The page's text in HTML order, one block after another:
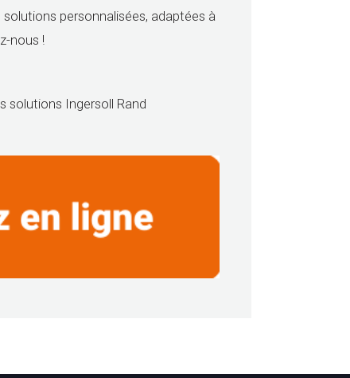
personnalisées, adaptées à
nous !
solutions Ingersoll Rand